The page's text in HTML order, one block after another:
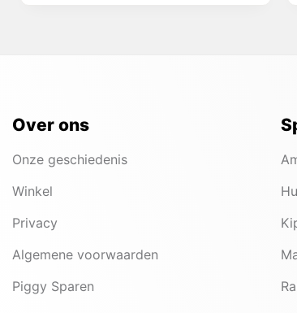
Over ons
Onze geschiedenis
Winkel
Privacy
Algemene voorwaarden
Piggy Sparen